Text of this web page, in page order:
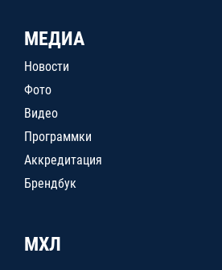
МЕДИА
Новости
Фото
Видео
Программки
Аккредитация
Брендбук
МХЛ